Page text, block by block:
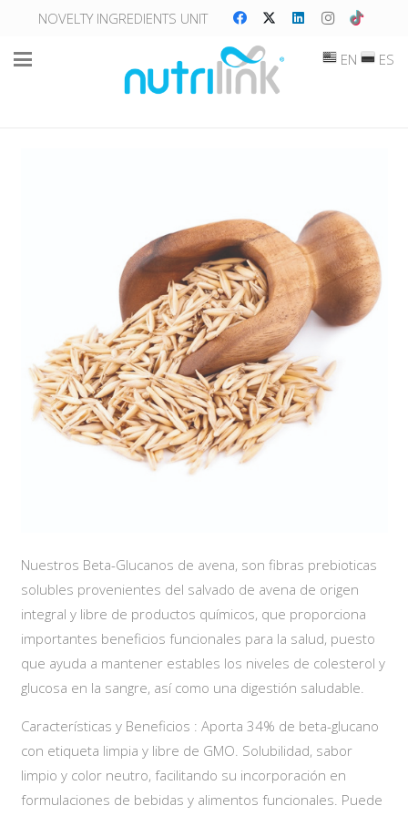
NOVELTY INGREDIENTS UNIT
EN ES
Nuestros Beta-Glucanos de avena, son fibras prebioticas
solubles provenientes del salvado de avena de origen
integral y libre de productos químicos, que proporciona
importantes beneficios funcionales para la salud, puesto
que ayuda a mantener estables los niveles de colesterol y
glucosa en la sangre, así como una digestión saludable.
Características y Beneficios : Aporta 34% de beta-glucano
con etiqueta limpia y libre de GMO. Solubilidad, sabor
limpio y color neutro, facilitando su incorporación en
formulaciones de bebidas y alimentos funcionales. Puede